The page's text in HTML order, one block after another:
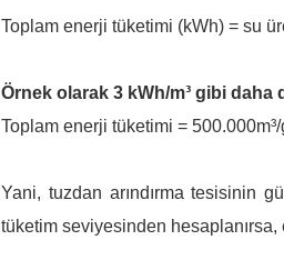
Toplam enerji tüketimi (kWh) = su
Örnek olarak 3 kWh/m³ gibi
Toplam enerji tüketimi =
Yani, tuzdan arındırma tesisinin
tüketim seviyesinden